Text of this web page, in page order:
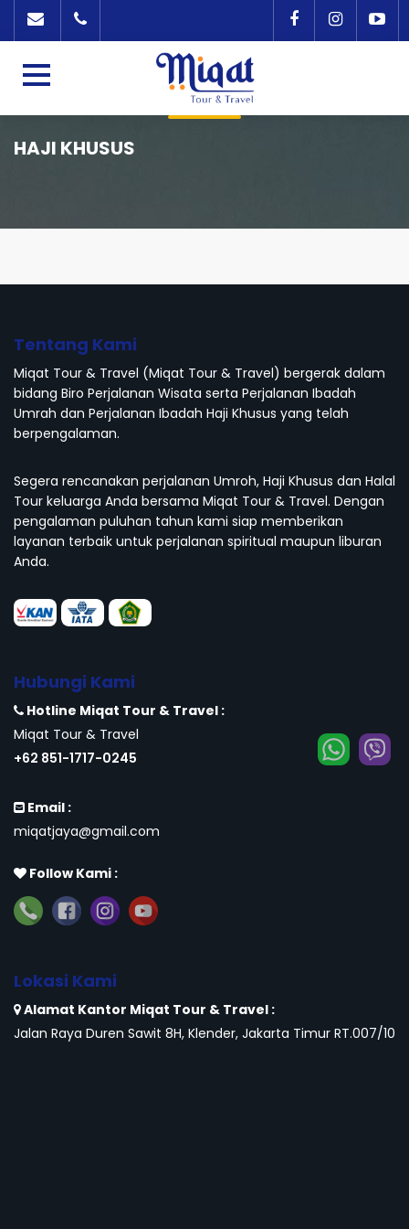
HAJI KHUSUS
Tentang Kami
Miqat Tour & Travel (Miqat Tour & Travel) bergerak dalam
bidang Biro Perjalanan Wisata serta Perjalanan Ibadah
Umrah dan Perjalanan Ibadah Haji Khusus yang telah
berpengalaman.
Segera rencanakan perjalanan Umroh, Haji Khusus dan Halal
Tour keluarga Anda bersama Miqat Tour & Travel. Dengan
pengalaman puluhan tahun kami siap memberikan
layanan terbaik untuk perjalanan spiritual maupun liburan
Anda.
Hubungi Kami
Hotline Miqat Tour & Travel :
Miqat Tour & Travel
+62 851-1717-0245
Email :
miqatjaya@gmail.com
Follow Kami :
Lokasi Kami
Alamat Kantor Miqat Tour & Travel :
Jalan Raya Duren Sawit 8H, Klender, Jakarta Timur RT.007/10